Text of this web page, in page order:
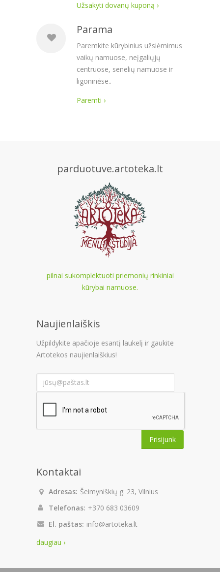
Užsakyti dovanų kuponą ›
Parama
Paremkite kūrybinius užsiėmimus
vaikų namuose, neįgaliųjų
centruose, senelių namuose ir
ligoninėse..
Paremti ›
parduotuve.artoteka.lt
pilnai sukomplektuoti priemonių rinkiniai
kūrybai namuose.
Naujienlaiškis
Užpildykite apačioje esantį laukelį ir gaukite
Artotekos naujienlaiškius!
Prisijunk
Kontaktai
Adresas: Šeimyniškių g. 23, Vilnius
Telefonas: +370 683 03609
El. paštas: info@artoteka.lt
daugiau ›